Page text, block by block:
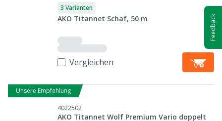
3 Varianten
AKO Titannet Schaf, 50 m
Vergleichen
Unsere Empfehlung
4022502
AKO Titannet Wolf Premium Vario doppelt
Feedback